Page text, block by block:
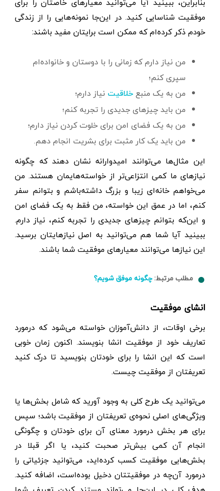
موفقیت شناسایی کنید. در این‌جا نمونه‌هایی را از زندگی
خودم ذکر کرده‌ام که ممکن است برایتان مفید باشند:
من نیاز دارم که زمانی را با دوستان و خانواده‌ام
سپری کنم؛
من به یک منبع خلاقیت نیاز دارم؛
من باید چیزهای جدیدی را تجربه کنم؛
من به یک فضای امن برای خلوت کردن نیاز دارم؛
من باید یک کار مثبت برای بشریت انجام دهم.
این مثال‌ها می‌توانند امیدوارانه نشان دهند که چگونه
نیازهای ما کمی انتزاعی‌تر از خواسته‌هایمان هستند. من
می‌خواهم خانه‌ای زیبا و بزرگ داشته‌باشم و بتوانم سفر
کنم، اما در عمق این خواسته، من فقط به یک فضای امن
و این‌که بتوانم چیزهای جدیدی را تجربه کنم، نیاز دارم.
ببینید آیا شما هم می‌توانید به اصل نیازهایتان برسید.
این نیازها می‌توانند معیارهای موفقیت شما باشند.
مطلب مرتبط:چگونه موفق شویم؟
انشای موفقیت
برخی اوقات، از دانش‌آموزان خواسته می‌شود که درمورد
تعاریف خود از موفقیت انشا بنویسند. اکنون زمان خوبی
است که این انشا را برای خودتان بنویسید تا درک کنید
تعریفتان از موفقیت چیست.
می‌توانید یک طرح کلی به وجود آورید که شامل بخش‌ها یا
ویژگی‌های اصلی نحوه‌ی تعریفتان از موفقیت باشد؛ سپس
برای هر بخش درمورد معنای آن برای خودتان و چگونگی
انجام آن کمی بیش‌تر صحبت کنید، یا اگر قبلا در
بخش‌هایی موفقیت کسب کرده‌اید، می‌توانید جزئیاتی را
درمورد آن‌چه در موفقیتتان دخیل بوده‌است، اضافه کنید.